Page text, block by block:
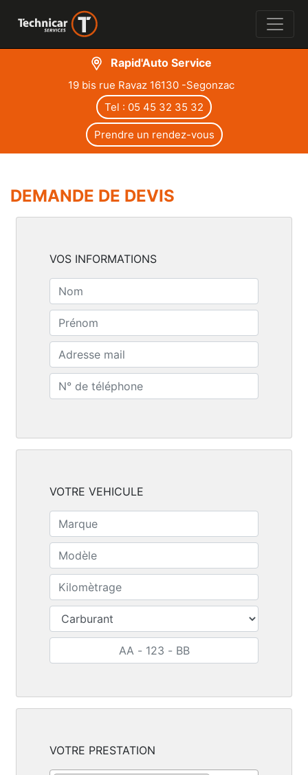
Rapid'Auto Service
19 bis rue Ravaz 16130 -Segonzac
Tel : 05 45 32 35 32
Prendre un rendez-vous
DEMANDE DE DEVIS
VOS INFORMATIONS
VOTRE VEHICULE
VOTRE PRESTATION